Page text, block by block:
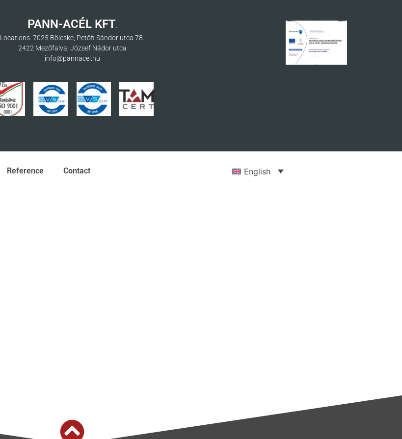
PANN-ACÉL KFT
Locations: 7025 Bölcske, Petőfi Sándor utca 78.
2422 Mezőfalva, József Nádor utca
info@pannacel.hu
Reference Contact English